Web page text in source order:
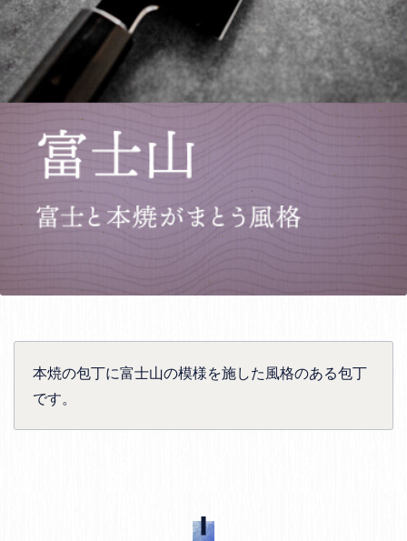
本焼の包丁に富士山の模様を施した風格のある包丁
です。